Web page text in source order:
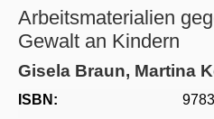
Arbeitsmaterialien
Gewalt an Kindern
Gisela Braun, Martina
ISBN: